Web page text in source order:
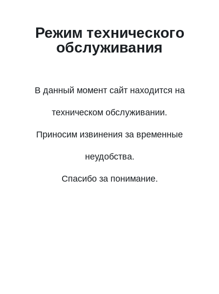
Режим технического
обслуживания
В данный момент сайт находится на
техническом обслуживании.
Приносим извинения за временные
неудобства.
Спасибо за понимание.